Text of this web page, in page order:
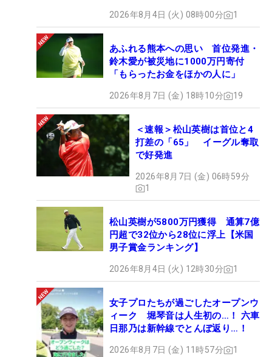
2026年8月4日 (火) 08時00分 1
あふれる熊本への思い 首位発進・
鈴木愛が被災地に1000万円寄付
「もらったお金をほかの人に」
2026年8月7日 (金) 18時10分 19
＜速報＞松山英樹は首位と4
打差の「65」 イーグル奪取
で好発進
2026年8月7日 (金) 06時59分
1
松山英樹が5800万円獲得 通算7億
円超で32位から28位に浮上【米国
男子賞金ランキング】
2026年8月4日 (火) 12時30分 1
女子プロたちが過ごしたオープンウ
ィーク 堀琴音は人生初の…！ 六車
日那乃は新幹線でとんぼ返り…！
2026年8月7日 (金) 11時57分 1